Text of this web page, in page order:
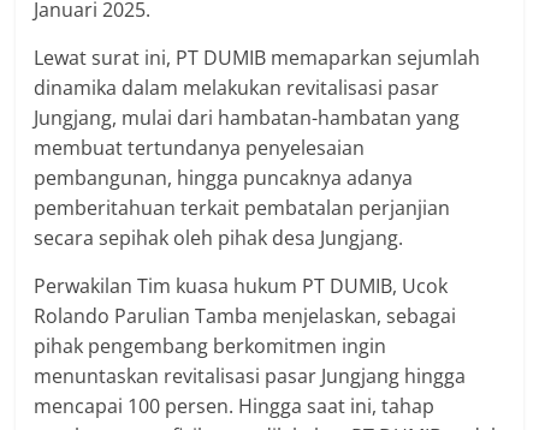
Januari 2025.
Lewat surat ini, PT DUMIB memaparkan sejumlah
dinamika dalam melakukan revitalisasi pasar
Jungjang, mulai dari hambatan-hambatan yang
membuat tertundanya penyelesaian
pembangunan, hingga puncaknya adanya
pemberitahuan terkait pembatalan perjanjian
secara sepihak oleh pihak desa Jungjang.
Perwakilan Tim kuasa hukum PT DUMIB, Ucok
Rolando Parulian Tamba menjelaskan, sebagai
pihak pengembang berkomitmen ingin
menuntaskan revitalisasi pasar Jungjang hingga
mencapai 100 persen. Hingga saat ini, tahap